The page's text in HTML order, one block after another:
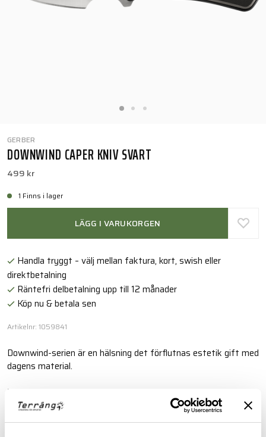
GERBER
DOWNWIND CAPER KNIV SVART
499 kr
1 Finns i lager
LÄGG I VARUKORGEN
Handla tryggt – välj mellan faktura, kort, swish eller
direktbetalning
Räntefri delbetalning upp till 12 månader
Köp nu & betala sen
Artikelnr: 1059841
Downwind-serien är en hälsning det förflutnas estetik gift med
dagens material.
Läs mer